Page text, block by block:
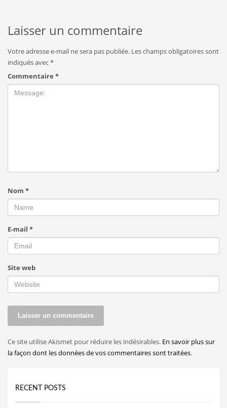
Laisser un commentaire
Votre adresse e-mail ne sera pas publiée. Les champs obligatoires sont
indiqués avec*
Commentaire *
Nom *
E-mail *
Site web
Ce site utilise Akismet pour réduire les indésirables. En savoir plus sur
la façon dont les données de vos commentaires sont traitées.
RECENT POSTS